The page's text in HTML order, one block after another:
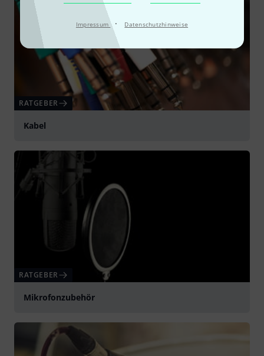
Impressum · Datenschutzhinweise
RATGEBER
Kabel
RATGEBER
Mikrofonzubehör